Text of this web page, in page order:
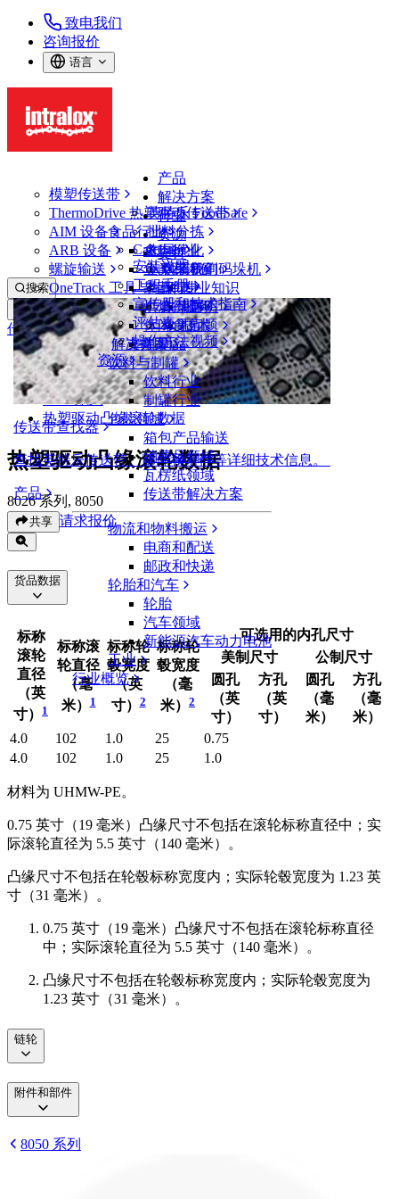
致电我们
咨询报价
语言
产品
模塑传送带
ThermoDrive 热塑驱动传送带
AIM 设备
ARB 设备
螺旋输送
OneTrack 工具与组件
传送带查找器
查找英特乐传送带、部件和附件等详细技术信息。
产品
解决方案
英特乐 FoodSafe
批料分拣
布局优化
从包装机到码垛机
专业知识
服务
技术
解决方案
行业
食品行业
禽肉行业
鱼类和海鲜
果蔬行业
烘焙行业
休闲食品
乳制品
饮料与制罐
饮料行业
制罐行业
包装领域
箱包产品输送
消费品领域
瓦楞纸领域
传送带解决方案
物流和物料搬运
电商和配送
邮政和快递
轮胎和汽车
轮胎
汽车领域
新能源汽车动力电池
工业
行业概览
资源
CalcLab
安装说明
工程手册
宣传册和技术指南
评估表
操作方法视频
资源
支持
联系我们
保证
政策声明
常见问题
支持
搜索
打开菜单
传送带查找器
传送带查找器
ThermoDrive 热塑驱动传送带
8050 系列
热塑驱动凸缘滚轮数据
热塑驱动凸缘滚轮数据
8026 系列, 8050
共享 请求报价
货品数据
标称
滚轮
直径
（英
寸）
1
标称滚
轮直径
（毫
米）1
标称轮
毂宽度
（英
寸）2
标称轮
毂宽度
（毫
米） 2
可选用的内孔尺寸
美制尺寸
公制尺寸
圆孔
（英
寸）
方孔
（英
寸）
圆孔
（毫
米）
方孔
（毫
米）
4.0
102 1.0 25
0.75
4.0
102 1.0 25 1.0
材料为 UHMW-PE。
0.75 英寸（19 毫米）凸缘尺寸不包括在滚轮标称直径中；实
际滚轮直径为 5.5 英寸（140 毫米）。
凸缘尺寸不包括在轮毂标称宽度内；实际轮毂宽度为 1.23 英
寸（31 毫米）。
0.75 英寸（19 毫米）凸缘尺寸不包括在滚轮标称直径
中；实际滚轮直径为 5.5 英寸（140 毫米）。
凸缘尺寸不包括在轮毂标称宽度内；实际轮毂宽度为
1.23 英寸（31 毫米）。
链轮
附件和部件
8050 系列